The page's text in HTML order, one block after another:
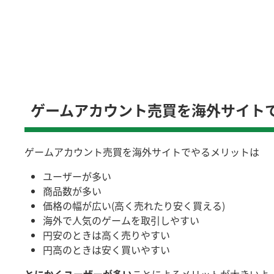
ゲームアカウント売買を海外サイト
ゲームアカウント売買を海外サイトでやるメリットは
ユーザーが多い
商品数が多い
価格の幅が広い(高く売れたり安く買える)
海外で人気のゲームを取引しやすい
円安のときは高く売りやすい
円高のときは安く買いやすい